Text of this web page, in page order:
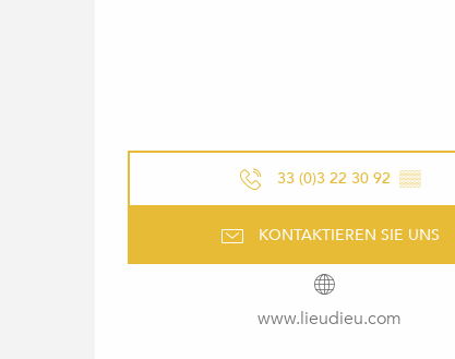
33 (0)3 22 30 92 ▒▒
KONTAKTIEREN SIE UNS
www.lieudieu.com